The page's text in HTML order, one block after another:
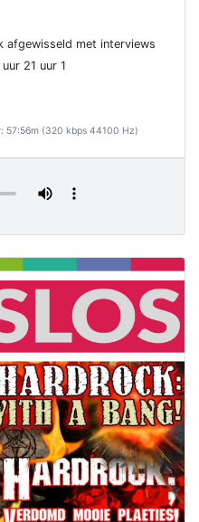
afgewisseld met interviews
21 uur 1
57:56m (320 kbps 44100 Hz)